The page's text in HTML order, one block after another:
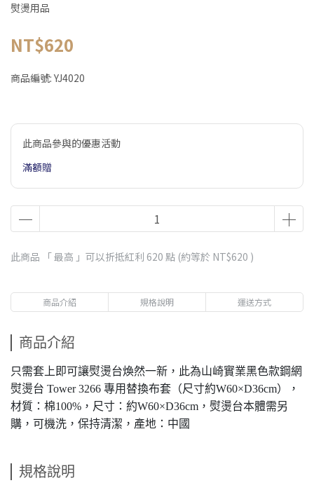
熨燙用品
NT$620
商品編號: YJ4020
此商品參與的優惠活動
滿額贈
此商品 「 最高 」可以折抵紅利 620 點 (約等於 NT$620 )
商品介紹 規格說明 運送方式
商品介紹
只需套上即可讓熨燙台煥然一新，此為山崎實業黑色款鋼網
熨燙台 Tower 3266 專用替換布套（尺寸約W60×D36cm），
材質：棉100%，尺寸：約W60×D36cm，熨燙台本體需另
購，可機洗，保持清潔，產地：中國
規格說明